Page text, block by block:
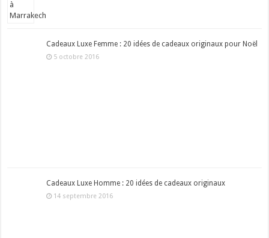
Cadeaux Luxe Femme : 20 idées de cadeaux originaux pour Noël
5 octobre 2016
Cadeaux Luxe Homme : 20 idées de cadeaux originaux
14 septembre 2016